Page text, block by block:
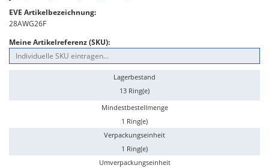
EVE Artikelbezeichnung:
28AWG26F
Meine Artikelreferenz (SKU):
Lagerbestand
13 Ring(e)
Mindestbestellmenge
1 Ring(e)
Verpackungseinheit
1 Ring(e)
Umverpackungseinheit